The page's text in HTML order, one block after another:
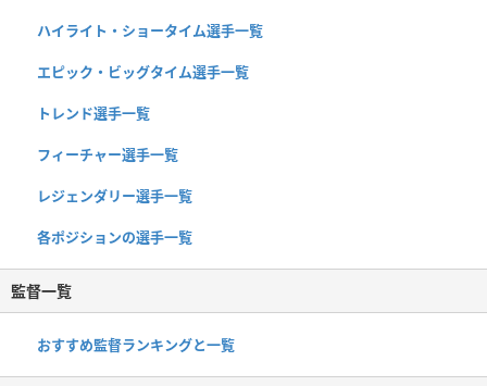
ハイライト・ショータイム選手一覧
エピック・ビッグタイム選手一覧
トレンド選手一覧
フィーチャー選手一覧
レジェンダリー選手一覧
各ポジションの選手一覧
監督一覧
おすすめ監督ランキングと一覧